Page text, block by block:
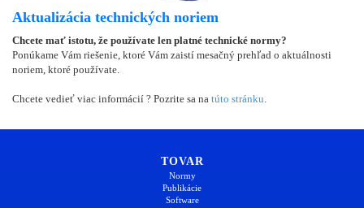
Aktualizácia technických noriem
Chcete mať istotu, že používate len platné technické normy?
Ponúkame Vám riešenie, ktoré Vám zaistí mesačný prehľad o aktuálnosti
noriem, ktoré používate.
Chcete vedieť viac informácií ? Pozrite sa na túto stránku
TOVAR
Normy
Publikácie
Software